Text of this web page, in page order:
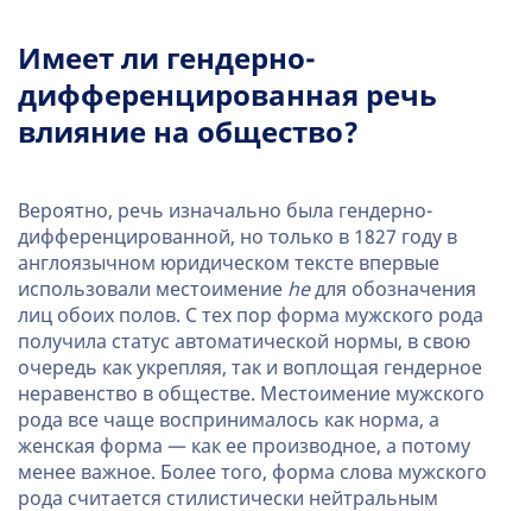
Имеет ли гендерно-
дифференцированная речь
влияние на общество?
Вероятно, речь изначально была гендерно-
дифференцированной, но только в 1827 году в
англоязычном юридическом тексте впервые
использовали местоимение heдля обозначения
лиц обоих полов. С тех пор форма мужского рода
получила статус автоматической нормы, в свою
очередь как укрепляя, так и воплощая гендерное
неравенство в обществе. Местоимение мужского
рода все чаще воспринималось как норма, а
женская форма — как ее производное, а потому
менее важное. Более того, форма слова мужского
рода считается стилистически нейтральным